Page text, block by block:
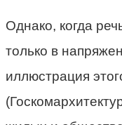
Однако, когда
только в
иллюстрация